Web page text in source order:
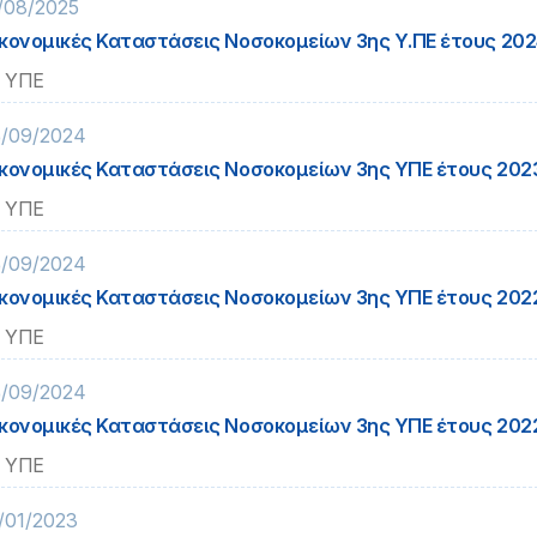
08/2025
Καταστάσεις Νοσοκομείων 3ης Υ.ΠΕ έτους
ΥΠΕ
09/2024
Καταστάσεις Νοσοκομείων 3ης ΥΠΕ έτους
ΥΠΕ
09/2024
Καταστάσεις Νοσοκομείων 3ης ΥΠΕ έτους
ΥΠΕ
09/2024
Καταστάσεις Νοσοκομείων 3ης ΥΠΕ έτους
ΥΠΕ
01/2023